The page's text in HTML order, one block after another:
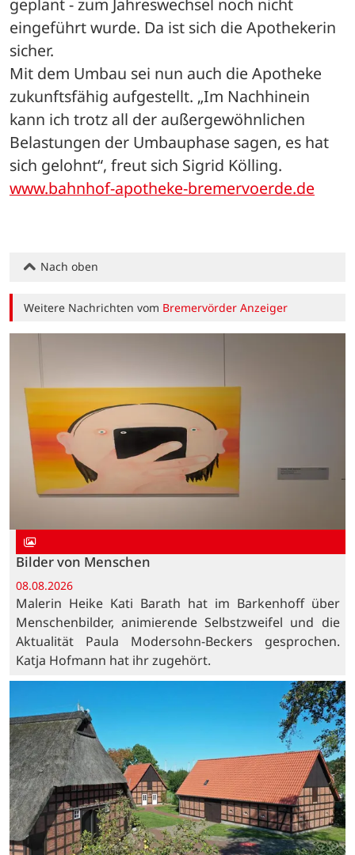
eingeführt wurde. Da ist sich die Apothekerin
sicher.
Mit dem Umbau sei nun auch die Apotheke
zukunftsfähig aufgestellt. „Im Nachhinein
kann ich trotz all der außergewöhnlichen
Belastungen der Umbauphase sagen, es hat
sich gelohnt“, freut sich Sigrid Kölling.
www.bahnhof-apotheke-bremervoerde.de
Nach oben
Weitere Nachrichten vom Bremervörder Anzeiger
Bilder von Menschen
08.08.2026
Malerin Heike Kati Barath hat im Barkenhoff über
Menschenbilder, animierende Selbstzweifel und die
Aktualität Paula Modersohn-Beckers gesprochen.
Katja Hofmann hat ihr zugehört.